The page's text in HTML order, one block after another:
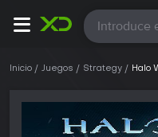
Todas
Inicio Juegos Strategy Halo